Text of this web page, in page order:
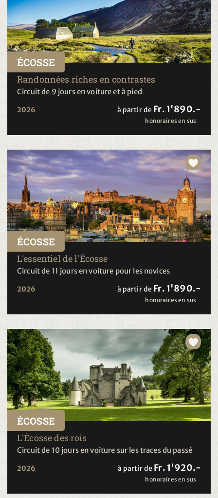
ÉCOSSE
Randonnées riches en contrastes
Circuit de 9 jours en voiture et à pied
2026 à partir de Fr. 1'890.-
honoraires en sus
ÉCOSSE
L'essentiel de l'Écosse
Circuit de 11 jours en voiture pour les novices
2026 à partir de Fr. 1'890.-
honoraires en sus
ÉCOSSE
L'Écosse des rois
Circuit de 10 jours en voiture sur les traces du passé
2026 à partir de Fr. 1'920.-
honoraires en sus